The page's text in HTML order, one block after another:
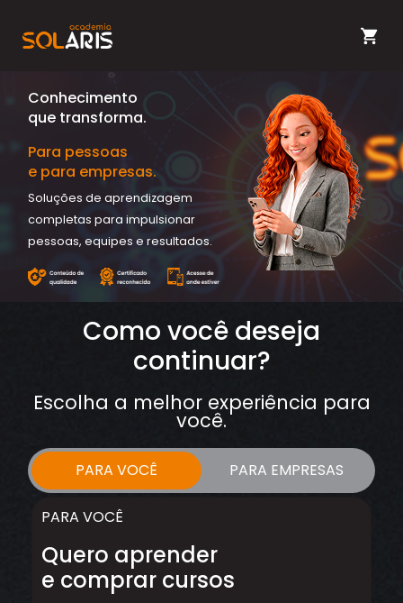
Conhecimento
que transforma.
Para pessoas
e para empresas.
Soluções de aprendizagem
completas para impulsionar
pessoas, equipes e resultados.
Como você deseja
continuar?
Escolha a melhor experiência para
você.
PARA VOCÊ PARA EMPRESAS
PARA VOCÊ
Quero aprender
e comprar cursos